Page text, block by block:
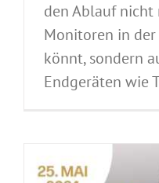
den Ablauf nicht
Monitoren in
könnt, sondern
Endgeräten wie